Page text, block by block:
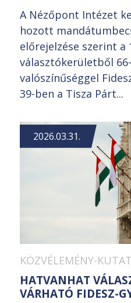
A Nézőpont Intézet
hozott
előrejelzése szerint a
választókerületből
valószínűséggel
39-ben a Tisza Párt...
2026.03.31.
KÖZVÉLEMÉNY-
HATVANHAT
VÁRHATÓ FIDESZ-